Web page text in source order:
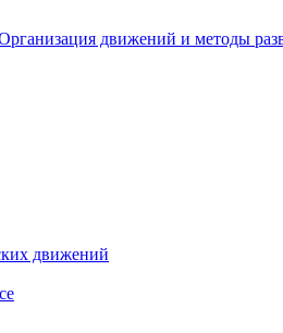
движений и методы
движений